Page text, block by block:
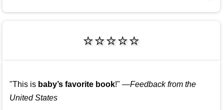
⭐⭐⭐⭐⭐
"This is baby’s favorite book!" —Feedback from the
United States